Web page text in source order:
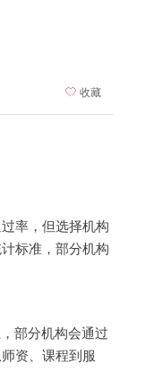
率，但选择机构
标准，部分机构
部分机构会通过
资、课程到服
ꄀ 收藏